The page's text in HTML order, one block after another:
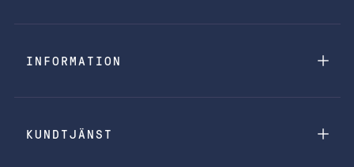
INFORMATION
KUNDTJÄNST